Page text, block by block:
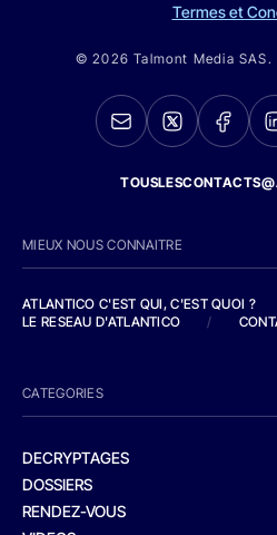
Termes et
© 2026 Talmont Media
MIEUX NOUS CONNAITRE
ATLANTICO C'EST QUI, C'EST QUOI ?
LE RESEAU D'ATLANTICO
/
CATEGORIES
DECRYPTAGES
DOSSIERS
RENDEZ-VOUS